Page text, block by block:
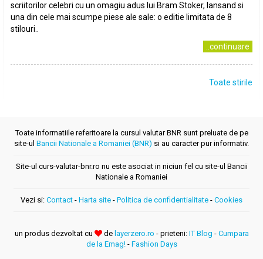
scriitorilor celebri cu un omagiu adus lui Bram Stoker, lansand si
una din cele mai scumpe piese ale sale: o editie limitata de 8
stilouri..
..continuare
Toate stirile
Toate informatiile referitoare la cursul valutar BNR sunt preluate de pe
site-ul Bancii Nationale a Romaniei (BNR) si au caracter pur informativ.
Site-ul curs-valutar-bnr.ro nu este asociat in niciun fel cu site-ul Bancii
Nationale a Romaniei
Vezi si: Contact - Harta site - Politica de confidentialitate - Cookies
un produs dezvoltat cu de layerzero.ro - prieteni: IT Blog - Cumpara
de la Emag!- Fashion Days